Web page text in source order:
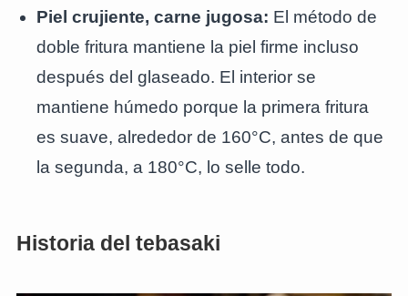
Piel crujiente, carne jugosa: El método de
doble fritura mantiene la piel firme incluso
después del glaseado. El interior se
mantiene húmedo porque la primera fritura
es suave, alrededor de 160°C, antes de que
la segunda, a 180°C, lo selle todo.
Historia del tebasaki